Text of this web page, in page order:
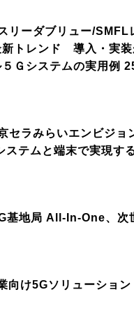
リーダブリュー/SMFL
新トレンド 導入・実装
Ｇシステムの実用例
セラみらいエンビジョ
ステムと端末で実現す
基地局 All-In-One、次
向け5Gソリューション